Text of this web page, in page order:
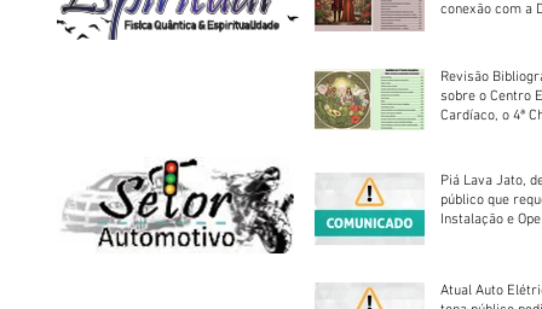
conexão com a
Revisão
sobre o Centro
Cardíaco, o 4ª
Piá Lava Jato,
público que
Instalação e
Atual Auto